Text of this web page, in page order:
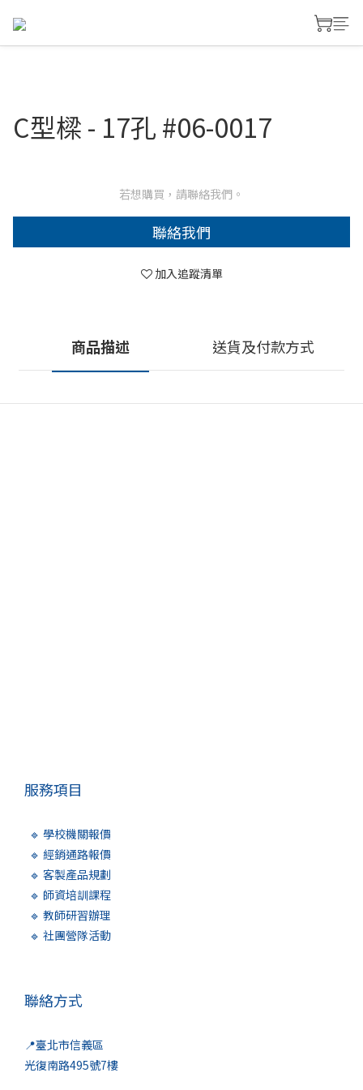
C型樑 - 17孔 #06-0017
若想購買，請聯絡我們。
聯絡我們
加入追蹤清單
商品描述 送貨及付款方式
服務項目
🔹 學校機關報價
🔹 經銷通路報價
🔹 客製產品規劃
🔹 師資培訓課程
🔹 教師研習辦理
🔹 社團營隊活動
聯絡方式
📍臺北市信義區
光復南路495號7樓